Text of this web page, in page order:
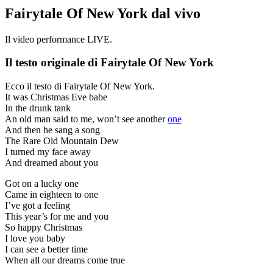
Fairytale Of New York dal vivo
Il video performance LIVE.
Il testo originale di Fairytale Of New York
Ecco il testo di Fairytale Of New York.
It was Christmas Eve babe
In the drunk tank
An old man said to me, won’t see anotherone
And then he sang a song
The Rare Old Mountain Dew
I turned my face away
And dreamed about you
Got on a lucky one
Came in eighteen to one
I’ve got a feeling
This year’s for me and you
So happy Christmas
I love you baby
I can see a better time
When all our dreams come true